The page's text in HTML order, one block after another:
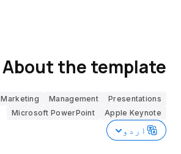
About the template
Presentations
Management
Marketing
Apple Keynote
Microsoft PowerPoint
اردو